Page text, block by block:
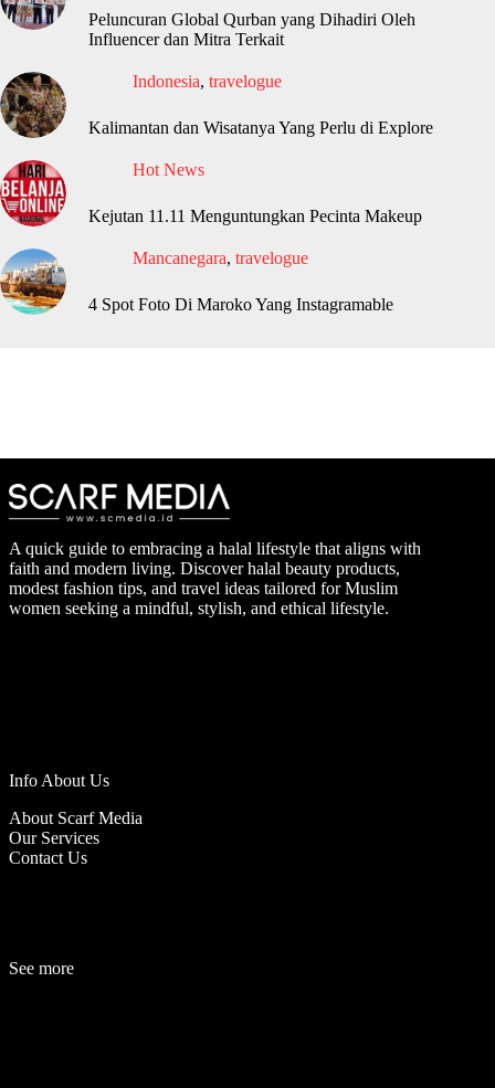
Peluncuran Global Qurban yang Dihadiri Oleh
Influencer dan Mitra Terkait
Indonesia, travelogue
Kalimantan dan Wisatanya Yang Perlu di Explore
Hot News
Kejutan 11.11 Menguntungkan Pecinta Makeup
Mancanegara, travelogue
4 Spot Foto Di Maroko Yang Instagramable
A quick guide to embracing a halal lifestyle that aligns with
faith and modern living. Discover halal beauty products,
modest fashion tips, and travel ideas tailored for Muslim
women seeking a mindful, stylish, and ethical lifestyle.
Info About Us
About Scarf Media
Our Services
Contact Us
See more